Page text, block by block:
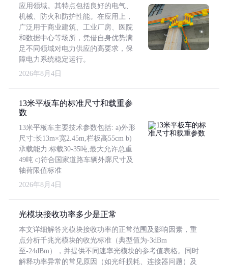
应用领域。其特点包括良好的电气、
机械、防火和防护性能。在应用上，
广泛用于商业建筑、工业厂房、医院
和数据中心等场所，凭借自身优势满
足不同领域对电力供应的高要求，保
障电力系统稳定运行。
2026年8月4日
13米平板车的标准尺寸和载重参
数
13米平板车主要技术参数包括: a)外形
尺寸:长13m×宽2.45m,栏板高55cm b)
承载能力:标载30-35吨,最大允许总重
49吨 c)符合国家道路车辆外廓尺寸及
轴荷限值标准
2026年8月4日
光模块接收功率多少是正常
本文详细解答光模块接收功率的正常范围及影响因素，重
点分析千兆光模块的收光标准（典型值为-3dBm
至-24dBm），并提供不同速率光模块的参考值表格。同时
解释功率异常的常见原因（如光纤损耗、连接器问题）及